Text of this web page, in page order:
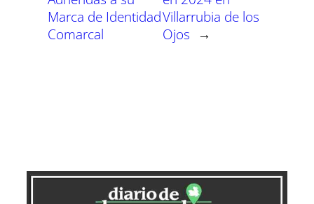
Marca de Identidad
Comarcal
Villarrubia de los
Ojos →